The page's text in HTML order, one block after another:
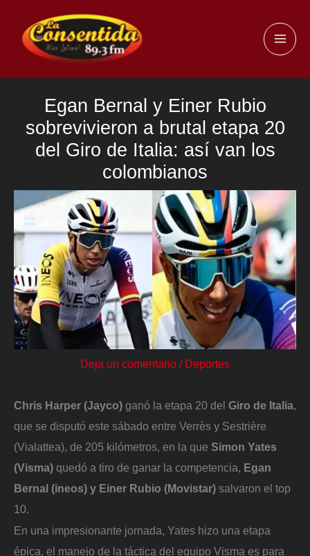
contenido
Egan Bernal y Einer Rubio
sobrevivieron a brutal etapa 20
del Giro de Italia: así van los
colombianos
Deja un comentario / Deportes
Chris Harper (Jayco) ganó la etapa 20 del Giro de Italia,
que se disputó este sábado entre Verrès y Sestrière
(Vialattea), de 205 kilómetros, en la que Simon Yates
(Visma) quedó a tiro de ganar la competencia, Egan
Bernal (ineos) y Einer Rubio (Movistar) salvaron el top
10.
En una impresionante jornada, Yates hizo una etapa
épica, el manejo de la táctica del equipo Visma es para